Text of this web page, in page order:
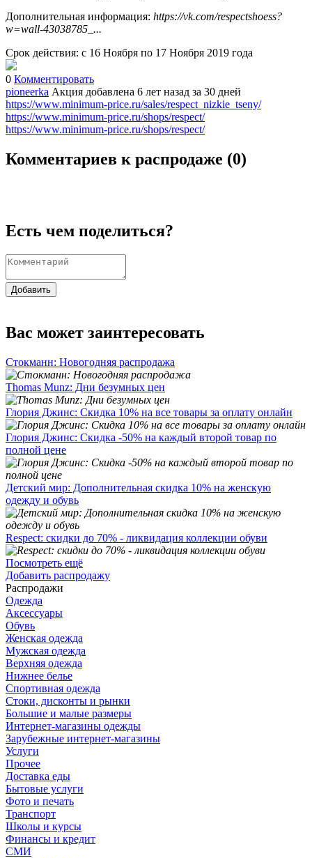
Дополнительная информация: https://vk.com/respectshoess?
w=wall-43038785_...
Срок действия: с 16 Ноября по 17 Ноября 2019 года
0 Комментировать
pioneerka Акция добавлена 6 лет назад за 30 дней
https://www.minimum-price.ru/sales/respect_nizkie_tseny/
https://www.minimum-price.ru/shops/respect/
https://www.minimum-price.ru/shops/respect/
Комментариев к распродаже (0)
Есть чем поделиться?
Добавить
Вас может заинтересовать
Стокманн: Новогодняя распродажа
Thomas Munz: Дни безумных цен
Глория Джинс: Скидка 10% на все товары за оплату онлайн
Глория Джинс: Скидка -50% на каждый второй товар по
полной цене
Детский мир: Дополнительная скидка 10% на женскую
одежду и обувь
Respect: скидки до 70% - ликвидация коллекции обуви
Посмотреть ещё
Добавить распродажу
Распродажи
Одежда
Аксессуары
Обувь
Женская одежда
Мужская одежда
Верхняя одежда
Нижнее белье
Спортивная одежда
Стоки, дисконты и рынки
Большие и малые размеры
Интернет-магазины одежды
Зарубежные интернет-магазины
Услуги
Прочее
Доставка еды
Бытовые услуги
Фото и печать
Транспорт
Школы и курсы
Финансы и кредит
СМИ